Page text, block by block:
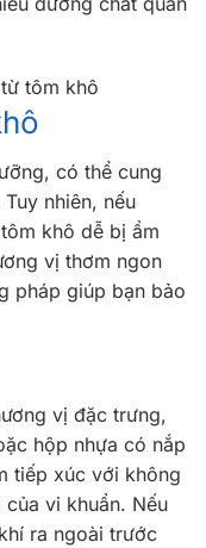
tôm khô
có thể cung
nhiên, nếu
khô dễ bị ẩm
vị thơm ngon
pháp giúp bạn bảo
vị đặc trưng,
hộp nhựa có nắp
tiếp xúc với không
vi khuẩn. Nếu
ra ngoài trước